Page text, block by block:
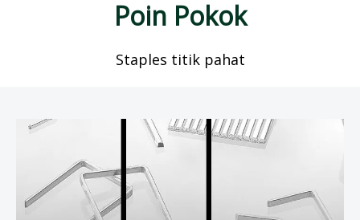
Poin Pokok
Staples titik pahat